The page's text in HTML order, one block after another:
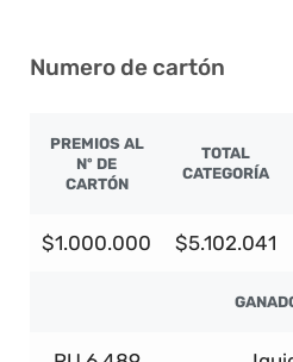
Numero de cartón
PREMIOS AL
Nº DE
CARTÓN
TOTAL
CATEGORÍA
$1.000.000 $5.102.041